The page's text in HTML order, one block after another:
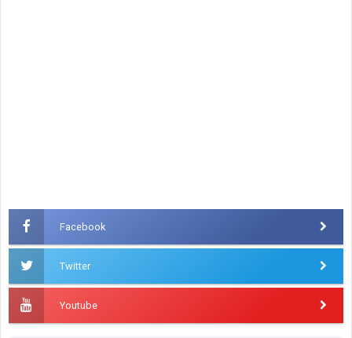
Facebook
Twitter
Youtube